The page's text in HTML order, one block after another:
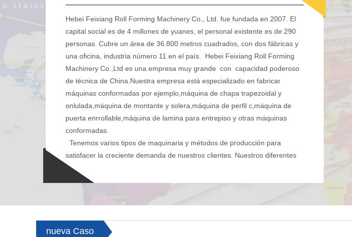
Hebei Feixiang Roll Forming Machinery Co., Ltd. fue fundada en 2007. El
capital social es de 4 millones de yuanes, el personal existente es de 290
personas. Cubre un área de 36.800 metros cuadrados, con dos fábricas y
una oficina, industria número 11 en el país. Hebei Feixiang Roll Forming
Machinery Co.,Ltd es una empresa muy grande con capacidad poderoso
de técnica de China.Nuestra empresa está especializado en fabricar
máquinas conformadas por ejemplo,máquina de chapa trapezoidal y
onlulada,máquina de montante y solera,máquina de perfil c,máquina de
puerta enrrollable,máquina de lamina para entrepiso y otras máquinas
conformadas.
Tenemos varios tipos de maquinaria y métodos de producción para
satisfacer la creciente demanda de nuestros clientes. Nuestros diferentes
tipos de máquina que es fácil de operar y de alta eficiencia que tienen
posicion de liderazgo tanto en China como en el extranjero. Ahora,
nuestras producciones han sido exportados a más de un centenar de
países y regiones.
primero. Creemos que la calidad es el alma de la empresa. Nos
nueva Caso